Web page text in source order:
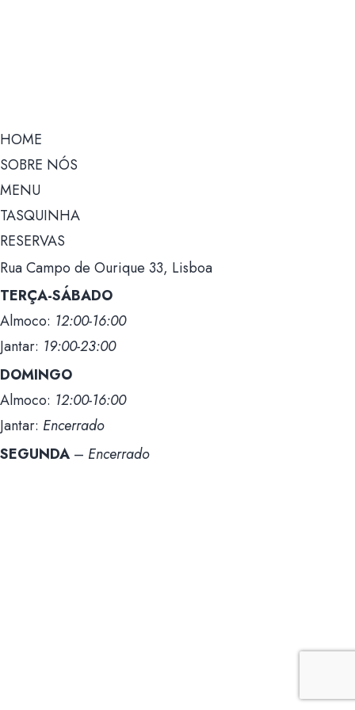
HOME
SOBRE NÓS
MENU
TASQUINHA
RESERVAS
Rua Campo de Ourique 33, Lisboa
TERÇA-SÁBADO
Almoco: 12:00-16:00
Jantar: 19:00-23:00
DOMINGO
Almoco: 12:00-16:00
Jantar: Encerrado
SEGUNDA – Encerrado